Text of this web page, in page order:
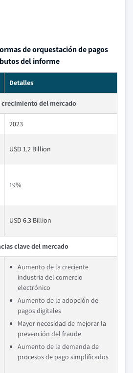
de orquestación de pagos
del informe
Detalles
crecimiento del mercado
2023
USD 1.2 Billion
19%
USD 6.3 Billion
clave del mercado
Aumento de la creciente
industria del comercio
electrónico
Aumento de la adopción de
pagos digitales
Mayor necesidad de mejorar la
prevención del fraude
Aumento de la demanda de
procesos de pago simplificados